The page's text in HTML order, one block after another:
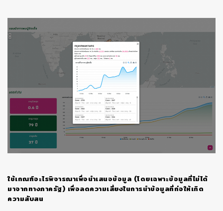
ใช้เกณฑ์อะไรพิจารณาเพื่อนำเสนอข้อมูล (โดยเฉพาะข้อมูลที่ไม่ได้
มาจากทางภาครัฐ) เพื่อลดความเสี่ยงในการนำข้อมูลที่ก่อให้เกิด
ความสับสน